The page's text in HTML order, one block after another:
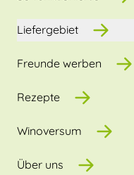
Liefergebiet
Freunde werben
Rezepte
Winoversum
Über uns